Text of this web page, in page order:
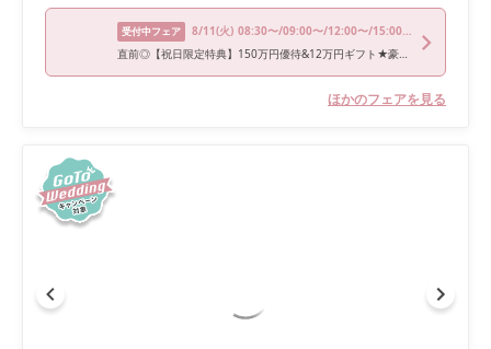
受付中フェア 8/11(火) 08:30〜/09:00〜/12:00〜/15:00〜
直前◎【祝日限定特典】150万円優待&12万円ギフト★豪華20大特典♪
ほかのフェアを見る